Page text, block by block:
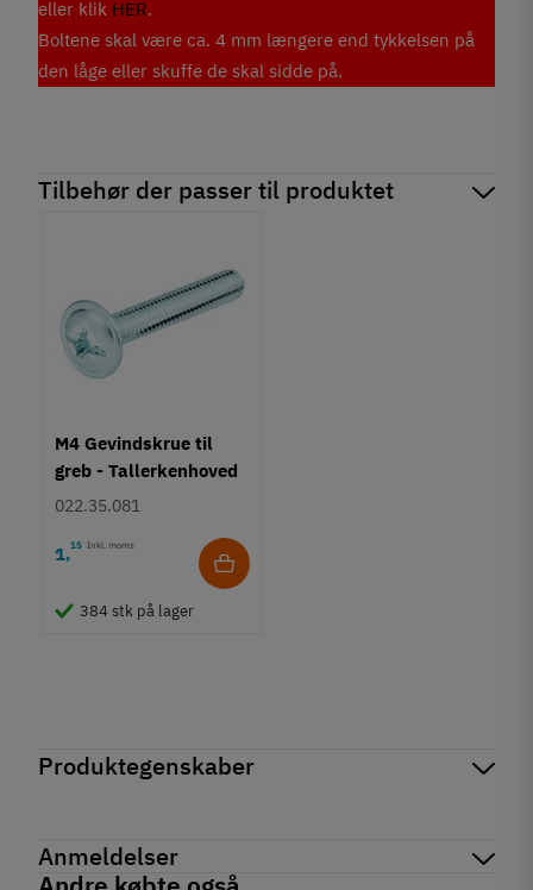
eller klik HER.
Boltene skal være ca. 4 mm længere end tykkelsen på
den låge eller skuffe de skal sidde på.
Tilbehør der passer til produktet
M4 Gevindskrue til
greb - Tallerkenhoved
- Krydskærv
022.35.081
1,15 Inkl. moms
384 stk på lager
Produktegenskaber
Produktinformation
Anmeldelser